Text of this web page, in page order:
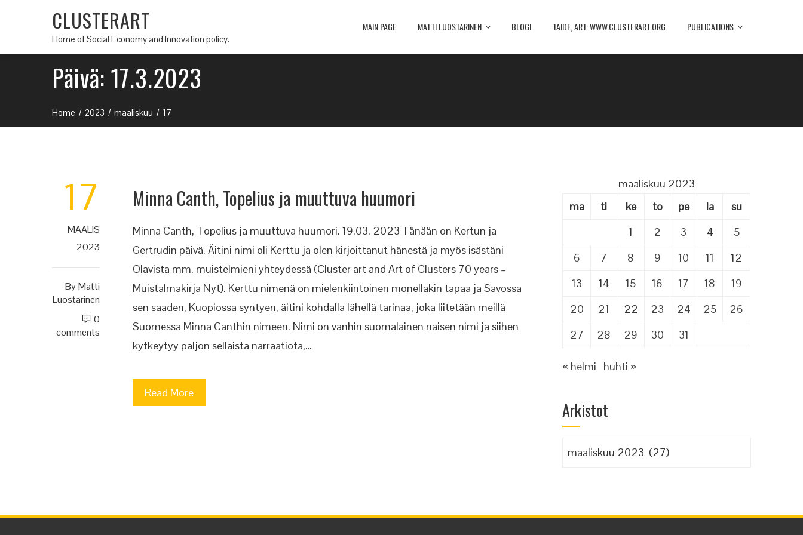
CLUSTERART
Home of Social Economy and Innovation policy.
MAIN PAGE MATTI LUOSTARINEN BLOGI TAIDE, ART: WWW.CLUSTERART.ORG PUBLICATIONS
Päivä: 17.3.2023
Home 2023 maaliskuu 17
17
MAALIS
2023
ByMatti
Luostarinen
0
comments
Minna Canth, Topelius ja muuttuva huumori
Minna Canth, Topelius ja muuttuva huumori. 19.03. 2023 Tänään on Kertun ja
Gertrudin päivä. Äitini nimi oli Kerttu ja olen kirjoittanut hänestä ja myös isästäni
Olavista mm. muistelmieni yhteydessä (Cluster art and Art of Clusters 70 years –
Muistalmakirja Nyt). Kerttu nimenä on mielenkiintoinen monellakin tapaa ja Savossa
sen saaden, Kuopiossa syntyen, äitini kohdalla lähellä tarinaa, joka liitetään meillä
Suomessa Minna Canthin nimeen. Nimi on vanhin suomalainen naisen nimi ja siihen
kytkeytyy paljon sellaista narraatiota,…
Read More
maaliskuu 2023
ma
ti ke to pe la
su
1
2 3 4
5
6
7 8 9 10 11
12
13
14 15 16 17 18
19
20
21 22 23 24 25
26
27
28 29 30 31
« helmi huhti »
Arkistot
Arkistot